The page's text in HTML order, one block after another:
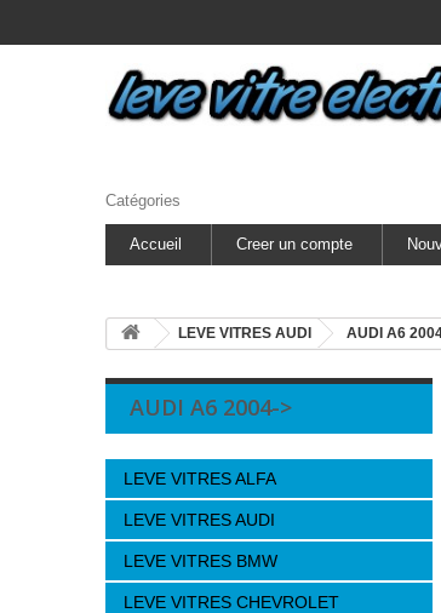
Catégories
Accueil Creer un compte
LEVE VITRES AUDI AUDI A6
AUDI A6 2004->
LEVE VITRES ALFA
LEVE VITRES AUDI
LEVE VITRES BMW
LEVE VITRES CHEVROLET